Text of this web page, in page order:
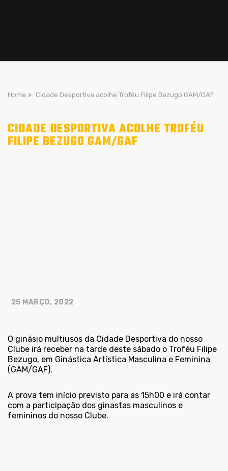
Home > Cidade Desportiva acolhe Troféu Filipe Bezugo GAM/GAF
CIDADE DESPORTIVA ACOLHE TROFÉU
FILIPE BEZUGO GAM/GAF
25 MARÇO, 2022
O ginásio multiusos da Cidade Desportiva do nosso
Clube irá receber na tarde deste sábado o Troféu Filipe
Bezugo, em Ginástica Artística Masculina e Feminina
(GAM/GAF).
A prova tem início previsto para as 15h00 e irá contar
com a participação dos ginastas masculinos e
femininos do nosso Clube.